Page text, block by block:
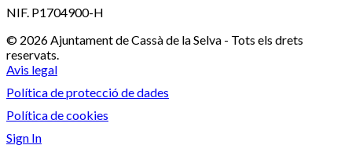
NIF. P1704900-H
© 2026 Ajuntament de Cassà de la Selva - Tots els drets
reservats.
Avis legal
Política de protecció de dades
Política de cookies
Sign In